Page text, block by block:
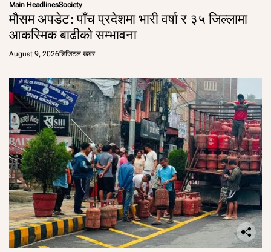
Main HeadlinesSociety
मौसम अपडेट: पाँच प्रदेशमा भारी वर्षा र ३५ जिल्लामा
आकस्मिक बाढीको सम्भावना
August 9, 2026डिजिटल खबर